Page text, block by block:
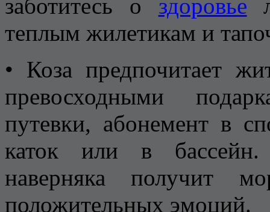
заботитесь о здоровье
теплым жилетикам и
• Коза предпочитает
превосходными
путевки, абонемент в
каток или в бассейн.
наверняка получит
положительных эмоций.